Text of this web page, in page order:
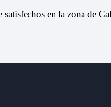
satisfechos en la zona de